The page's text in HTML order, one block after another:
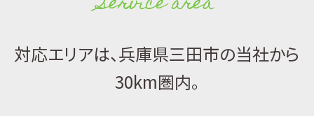
対応エリアは、兵庫県三田市の当社から
30km圏内。